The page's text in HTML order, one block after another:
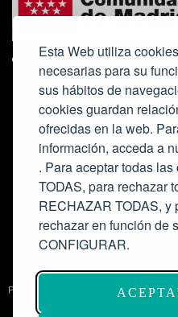
Esta Web utiliza
necesarias para su
sus hábitos de
cookies guardan
ofrecidas en la web.
información, acceda a
. Para aceptar todas
TODAS, para rechazar
RECHAZAR TODAS, y
rechazar en función de
CONFIGURAR.
Colabora:
Proyecto de modernización de
Salón de Actos del Ateneo de